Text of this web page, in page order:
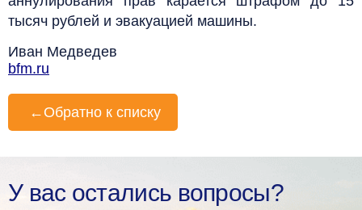
тысяч рублей и эвакуацией машины.
Иван Медведев
bfm.ru
← Обратно к списку
У вас остались вопросы?